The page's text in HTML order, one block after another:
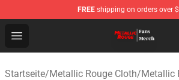
FREE shipping on orders over
Open menu
Metallic Rouge Store - Official
Startseite/Metallic Rouge Cloth/Metallic